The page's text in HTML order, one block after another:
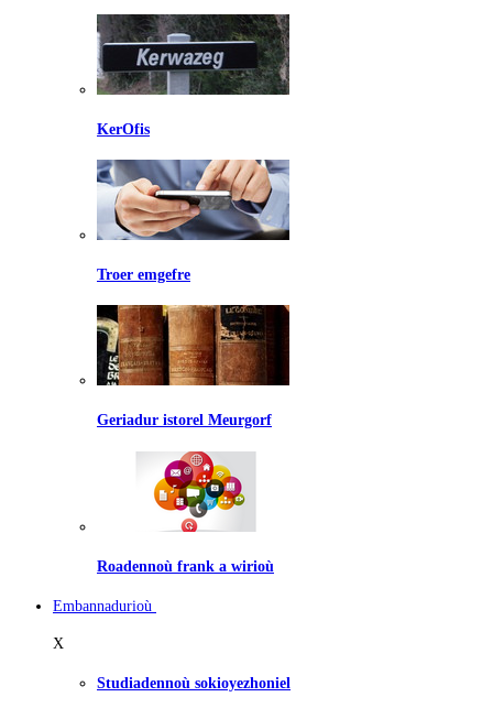
KerOfis
Troer emgefre
Geriadur istorel Meurgorf
Roadennoù frank a wirioù
Embannadurioù
X
Studiadennoù sokioyezhoniel